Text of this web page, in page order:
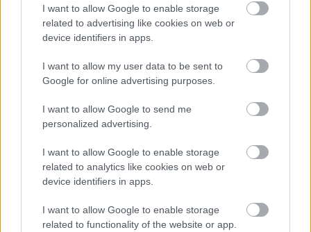
I want to allow Google to enable storage
related to advertising like cookies on web or
device identifiers in apps.
I want to allow my user data to be sent to
Google for online advertising purposes.
I want to allow Google to send me
personalized advertising.
I want to allow Google to enable storage
related to analytics like cookies on web or
device identifiers in apps.
I want to allow Google to enable storage
related to functionality of the website or app.
„Nagyon boldog vagyok és izgatottan várom a következő
szezont ezzel a csapattal” – mondta mosolyogva Escrig.
„Úgy gondolom, jó munkát végezhetünk, keményen kell
majd dolgoznunk, de a legfontosabb, hogy tudom, sokat
világbajnokságban, de mindent beleadok majd. Azért is
szerintem mindketten együtt fogunk fejlődni. Szeretném
megköszönni az egész csapatnak a fogadtatást.
Giovanninak a lehetőséget, a belém vetett bizalmat.
Biztos vagyok benne, hogy jól beilleszkedem majd ebbe
az új családba!”